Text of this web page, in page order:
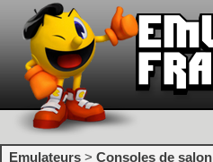
Emulateurs > Consoles de salon